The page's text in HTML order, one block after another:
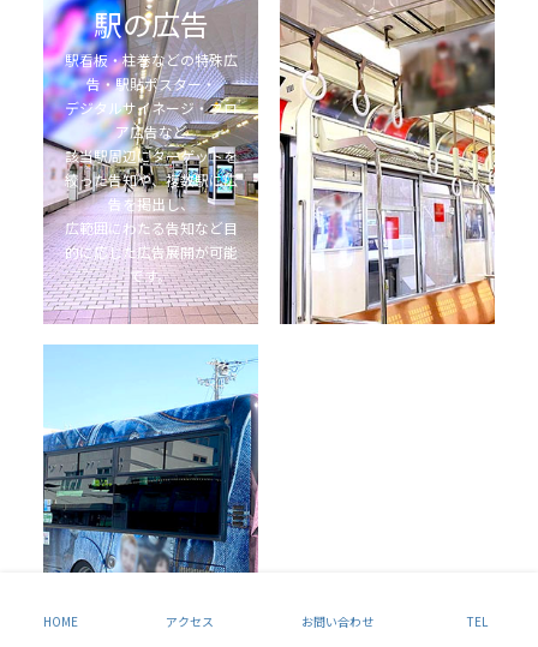
駅の広告
駅看板・柱巻などの特殊広
告・駅貼ポスター・
デジタルサイネージ・フロ
ア広告など
該当駅周辺にターゲットを
絞った告知や、複数駅に広
告を掲出し、
広範囲にわたる告知など目
的に応じた広告展開が可能
です。
電車の広告
中吊り・まど上広告・ドア
横・ドア上広告・
ビジョン広告・ステッカー
など広告の種類も豊富で
す。
通勤・通学時などの電車利
用時に接触する
訴求効果の高い交通広告で
す。
バスの広告
多くの人に利用され、暮ら
しに密着した交通手段であ
るバス。
地域に密着した広告展開が
可能。
乗客向けに車内ポスターや
は、「走る広告」として注
HOME アクセス お問い合わせ TEL